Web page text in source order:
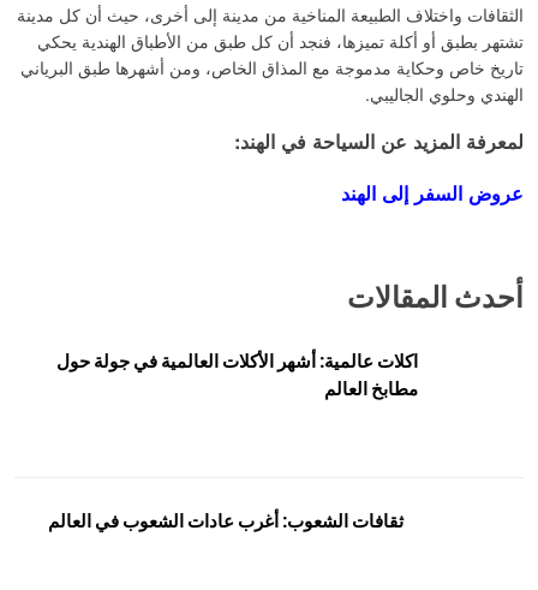
الثقافات واختلاف الطبيعة المناخية من مدينة إلى أخرى، حيث أن كل مدينة
تشتهر بطبق أو أكلة تميزها، فنجد أن كل طبق من الأطباق الهندية يحكي
تاريخ خاص وحكاية مدموجة مع المذاق الخاص، ومن أشهرها طبق البرياني
الهندي وحلوي الجاليبي.
لمعرفة المزيد عن السياحة في الهند:
عروض السفر إلى الهند
أحدث المقالات
اكلات عالمية: أشهر الأكلات العالمية في جولة حول
مطابخ العالم
ثقافات الشعوب: أغرب عادات الشعوب في العالم